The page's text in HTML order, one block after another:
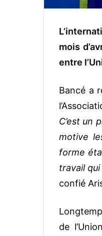
mois
entre
Bancé a
C’est un
motive
forme
travail
confié
de